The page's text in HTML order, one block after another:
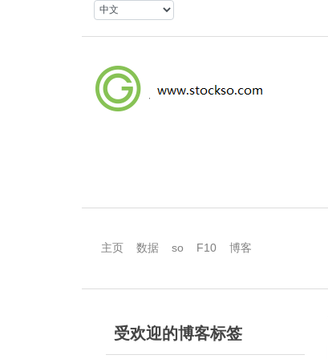
主页 数据 so F10 博客
受欢迎的博客标签